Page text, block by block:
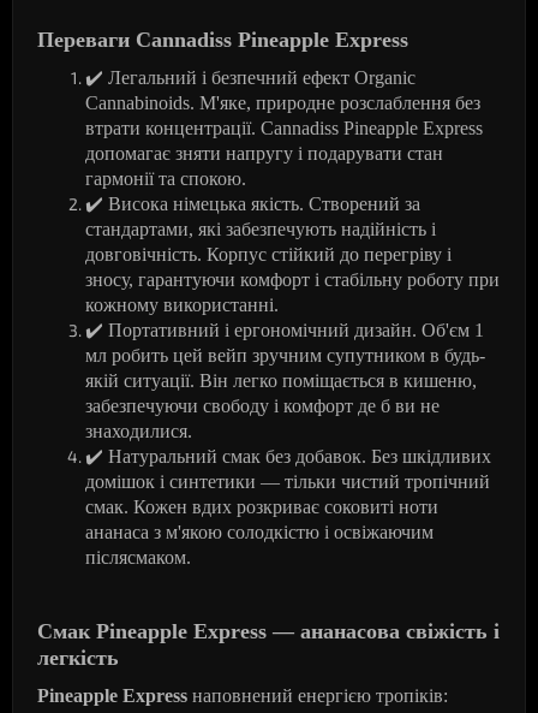
Переваги Cannadiss Pineapple Express
✔ ️ Легальний і безпечний ефект Organic
Cannabinoids. М'яке, природне розслаблення без
втрати концентрації. Cannadiss Pineapple Express
допомагає зняти напругу і подарувати стан
гармонії та спокою.
✔ ️ Висока німецька якість. Створений за
стандартами, які забезпечують надійність і
довговічність. Корпус стійкий до перегріву і
зносу, гарантуючи комфорт і стабільну роботу при
кожному використанні.
✔ ️ Портативний і ергономічний дизайн. Об'єм 1
мл робить цей вейп зручним супутником в будь-
якій ситуації. Він легко поміщається в кишеню,
забезпечуючи свободу і комфорт де б ви не
знаходилися.
✔ ️ Натуральний смак без добавок. Без шкідливих
домішок і синтетики — тільки чистий тропічний
смак. Кожен вдих розкриває соковиті ноти
ананаса з м'якою солодкістю і освіжаючим
післясмаком.
Смак Pineapple Express — ананасова свіжість і
легкість
Pineapple Express наповнений енергією тропіків: